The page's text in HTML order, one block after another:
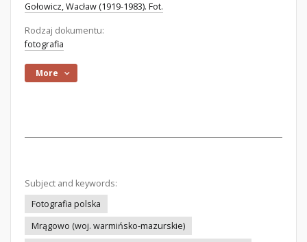
Gołowicz, Wacław (1919-1983). Fot.
Rodzaj dokumentu:
fotografia
More
Subject and keywords:
Fotografia polska
Mrągowo (woj. warmińsko-mazurskie)